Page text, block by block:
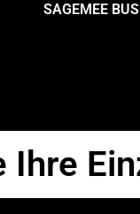
SAGEMEE
Ihre